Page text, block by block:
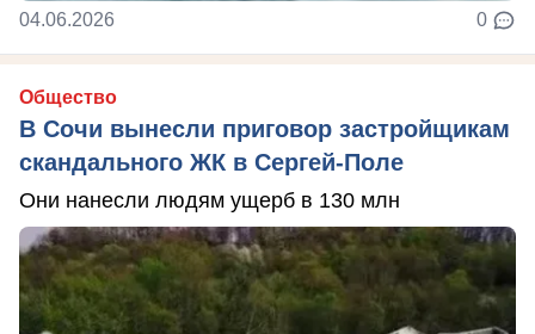
04.06.2026 0
Общество
В Сочи вынесли приговор застройщикам
скандального ЖК в Сергей-Поле
Они нанесли людям ущерб в 130 млн